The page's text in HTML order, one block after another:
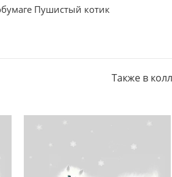
Пушистый котик
Также в